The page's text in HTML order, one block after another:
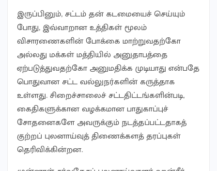
இருப்பினும், சட்டம் தன் கடமையைச் செய்யும்
போது, இவ்வாறான உத்திகள் மூலம்
விசாரணைகளின் போக்கை மாற்றுவதற்கோ
அல்லது மக்கள் மத்தியில் அனுதாபத்தை
ஏற்படுத்துவதற்கோ அனுமதிக்க முடியாது என்பதே
பொதுவான சட்ட வல்லுநர்களின் கருத்தாக
உள்ளது. சிறைச்சாலைச் சட்டதிட்டங்களின்படி,
கைதிகளுக்கான வழக்கமான பாதுகாப்புச்
சோதனைகளே அவருக்கும் நடத்தப்பட்டதாகத்
குற்றப் புலனாய்வுத் திணைக்களத் தரப்புகள்
தெரிவிக்கின்றன.